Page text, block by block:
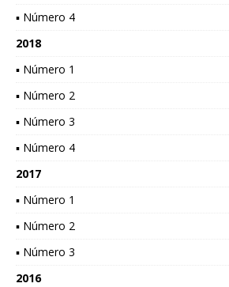
▪ Número 4
2018
▪ Número 1
▪ Número 2
▪ Número 3
▪ Número 4
2017
▪ Número 1
▪ Número 2
▪ Número 3
2016